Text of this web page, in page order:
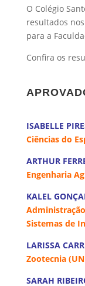
O Colégio
resultados
para a
Confira os
ISABELLE
Ciências do
ARTHUR
Engenharia
KALEL
Administração
Sistemas de
LARISSA
Zootecnia
SARAH